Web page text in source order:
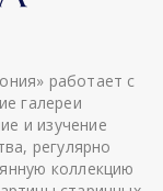
работает с
галереи
и изучение
регулярно
коллекцию